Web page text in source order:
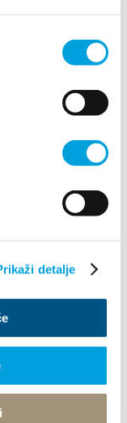
detalje
Indicazioni